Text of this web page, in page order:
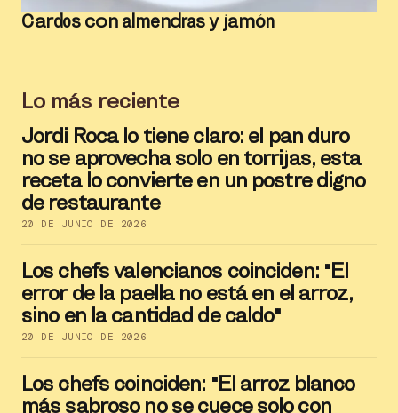
Cardos con almendras y jamón
Lo más reciente
Jordi Roca lo tiene claro: el pan duro
no se aprovecha solo en torrijas, esta
receta lo convierte en un postre digno
de restaurante
20 DE JUNIO DE 2026
Los chefs valencianos coinciden: "El
error de la paella no está en el arroz,
sino en la cantidad de caldo"
20 DE JUNIO DE 2026
Los chefs coinciden: "El arroz blanco
más sabroso no se cuece solo con